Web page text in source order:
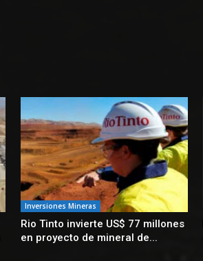
Inversiones Mineras
Rio Tinto invierte US$ 77 millones
en proyecto de mineral de...